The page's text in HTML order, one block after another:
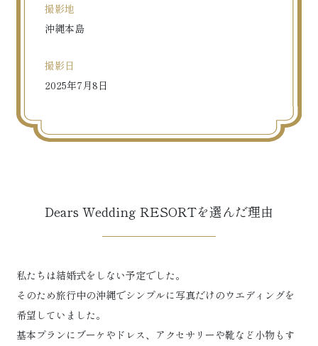
撮影地
沖縄本島
撮影日
2025年7月8日
Dears Wedding RESORTを選んだ理由
私たちは結婚式をしない予定でした。
そのため旅行中の沖縄でシンプルに写真だけのウエディングを
希望していました。
基本プランにブーケやドレス、アクセサリーや靴など小物もす